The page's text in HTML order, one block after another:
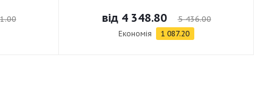
від 4 348.80 5 436.00
Економія 1 087.20